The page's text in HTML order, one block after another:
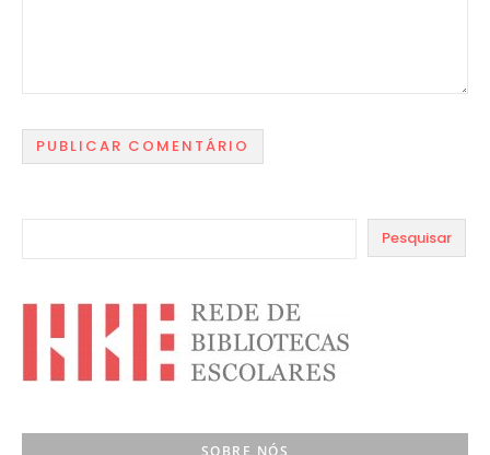
Pesquisar